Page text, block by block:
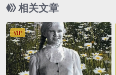
相关文章
VIP